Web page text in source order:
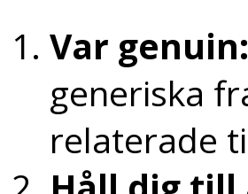
Var genuin:
generiska
relaterade